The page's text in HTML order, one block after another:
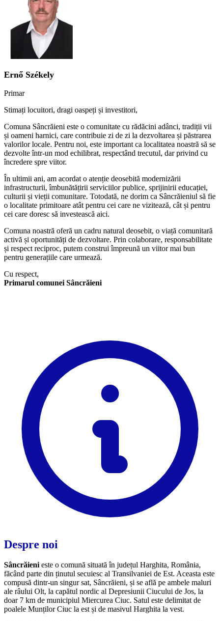
Ernő Székely
Primar
Stimați locuitori, dragi oaspeți și investitori,
Comuna Sâncrăieni este o comunitate cu rădăcini adânci, tradiții vii
și oameni harnici, care contribuie zi de zi la dezvoltarea și păstrarea
valorilor locale. Pentru noi, este important ca localitatea noastră să se
dezvolte într-un mod echilibrat, respectând trecutul, dar privind cu
încredere spre viitor.
În ultimii ani, am acordat o atenție deosebită modernizării
infrastructurii, îmbunătățirii serviciilor publice, sprijinirii educației,
culturii și vieții comunitare. Totodată, ne dorim ca Sâncrăieniul să fie
o localitate primitoare atât pentru cei care ne vizitează, cât și pentru
cei care doresc să investească aici.
Comuna noastră oferă un cadru natural deosebit, o viață comunitară
activă și oportunități de dezvoltare. Prin colaborare, responsabilitate
și respect reciproc, putem construi împreună un viitor mai bun
pentru generațiile care urmează.
Cu respect,
Primarul comunei Sâncrăieni
Despre noi
Sâncrăienieste o comună situată în județul Harghita, România,
făcând parte din ținutul secuiesc al Transilvaniei de Est. Aceasta este
compusă dintr-un singur sat, Sâncrăieni, și se află pe ambele maluri
ale râului Olt, la capătul nordic al Depresiunii Ciucului de Jos, la
doar 7 km de municipiul Miercurea Ciuc. Satul este delimitat de
poalele Munților Ciuc la est și de masivul Harghita la vest.